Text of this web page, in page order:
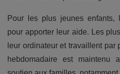
Pour les plus jeunes enfants,
pour apporter leur aide. Les
leur ordinateur et travaillent par
hebdomadaire est maintenu